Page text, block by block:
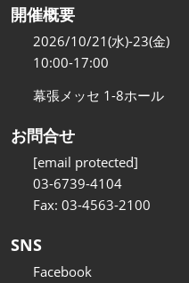
開催概要
2026/10/21(水)-23(金)
10:00-17:00
幕張メッセ 1-8ホール
お問合せ
[email protected]
03-6739-4104
Fax: 03-4563-2100
SNS
Facebook